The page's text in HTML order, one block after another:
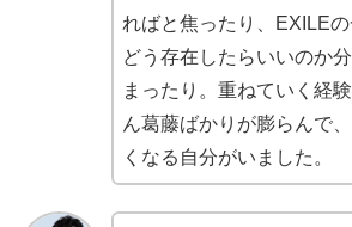
ればと焦ったり、EXILE
どう存在したらいいのか
まったり。重ねていく経
ん葛藤ばかりが膨らんで
くなる自分がいました。